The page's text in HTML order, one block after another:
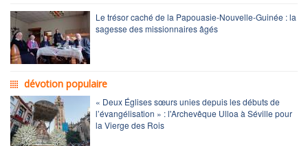
Le trésor caché de la Papouasie-Nouvelle-Guinée : la
sagesse des missionnaires âgés
dévotion populaire
« Deux Églises sœurs unies depuis les débuts de
l’évangélisation » : l'Archevêque Ulloa à Séville pour
la Vierge des Rois